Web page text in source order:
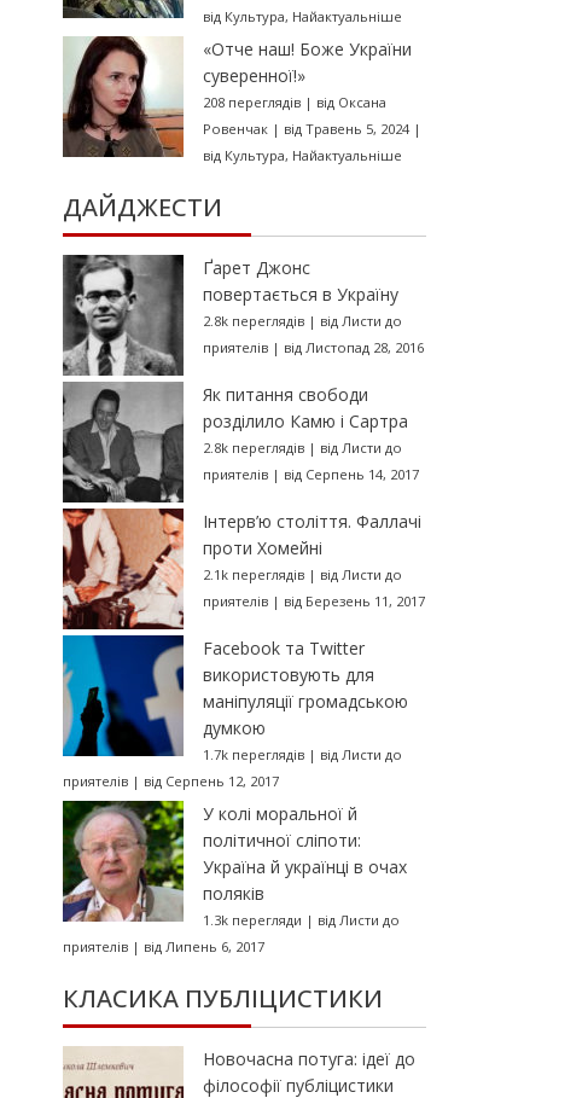
від Культура, Найактуальніше
«Отче наш! Боже України
суверенної!»
208 переглядів| від Оксана
Ровенчак| від Травень 5, 2024|
від Культура, Найактуальніше
ДАЙДЖЕСТИ
Ґарет Джонс
повертається в Україну
2.8k переглядів| від Листи до
приятелів| від Листопад 28, 2016
Як питання свободи
розділило Камю і Сартра
2.8k переглядів| від Листи до
приятелів| від Серпень 14, 2017
Інтерв’ю століття. Фаллачі
проти Хомейні
2.1k переглядів| від Листи до
приятелів| від Березень 11, 2017
Facebook та Twitter
використовують для
маніпуляції громадською
думкою
1.7k переглядів| від Листи до
приятелів| від Серпень 12, 2017
У колі моральної й
політичної сліпоти:
Україна й українці в очах
поляків
1.3k перегляди | від Листи до
приятелів| від Липень 6, 2017
КЛАСИКА ПУБЛІЦИСТИКИ
Новочасна потуга: ідеї до
філософії публіцистики